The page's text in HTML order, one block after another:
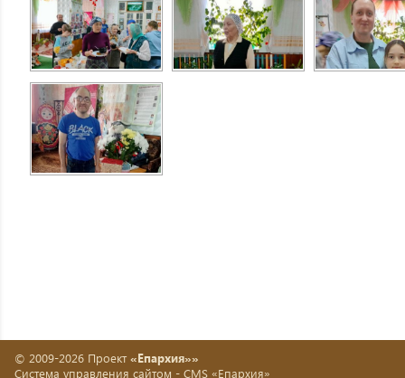
© 2009-2026 Проект «Епархия»»
Система управления сайтом - CMS «Епархия»